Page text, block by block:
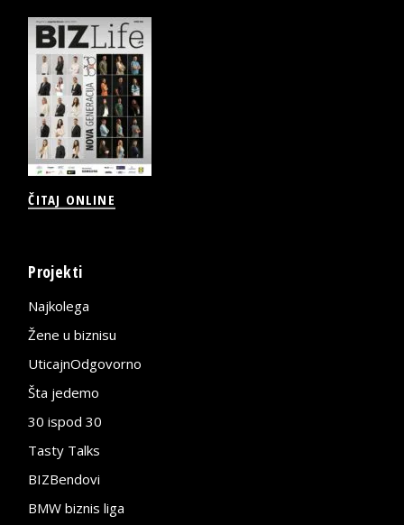
ČITAJ ONLINE
Projekti
Najkolega
Žene u biznisu
UticajnOdgovorno
Šta jedemo
30 ispod 30
Tasty Talks
BIZBendovi
BMW biznis liga